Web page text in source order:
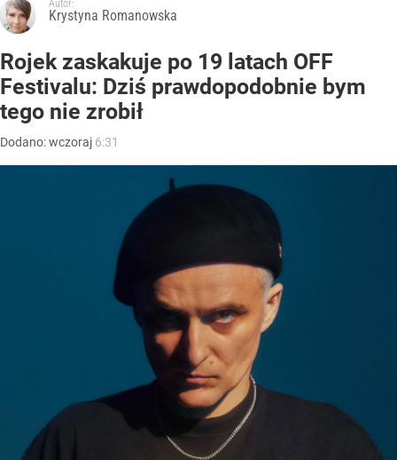
Autor:
Krystyna Romanowska
Rojek zaskakuje po 19 latach OFF
Festivalu: Dziś prawdopodobnie bym
tego nie zrobił
Dodano:wczoraj 6:31